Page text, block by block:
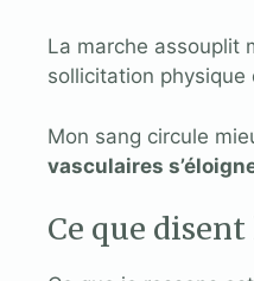
La marche assouplit
sollicitation physique
Mon sang circule
vasculaires
Ce que disent